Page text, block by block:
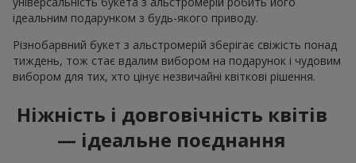
ідеальним подарунком з будь-якого приводу.
Різнобарвний букет з альстромерій зберігає свіжість понад
тиждень, тож стає вдалим вибором на подарунок і чудовим
вибором для тих, хто цінує незвичайні квіткові рішення.
Ніжність і довговічність квітів
— ідеальне поєднання